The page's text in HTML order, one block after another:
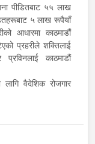
पीडितबाट ५५ लाख
५ लाख रूपैयाँ
आधारमा काठमाडौं
प्रहरीले शक्तिलाई
प्रविनलाई काठमाडौं
वैदेशिक रोजगार